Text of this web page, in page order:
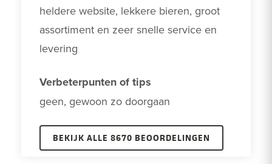
heldere website, lekkere bieren, groot
assortiment en zeer snelle service en
levering
Verbeterpunten of tips
geen, gewoon zo doorgaan
BEKIJK ALLE 8670 BEOORDELINGEN